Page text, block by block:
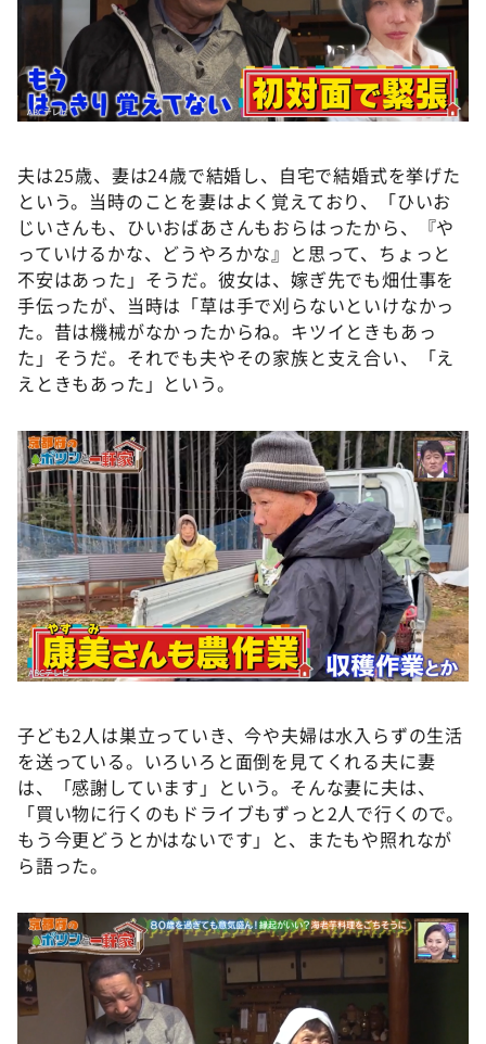
夫は25歳、妻は24歳で結婚し、自宅で結婚式を挙げた
という。当時のことを妻はよく覚えており、「ひいお
じいさんも、ひいおばあさんもおらはったから、『や
っていけるかな、どうやろかな』と思って、ちょっと
不安はあった」そうだ。彼女は、嫁ぎ先でも畑仕事を
手伝ったが、当時は「草は手で刈らないといけなかっ
た。昔は機械がなかったからね。キツイときもあっ
た」そうだ。それでも夫やその家族と支え合い、「え
えときもあった」という。
子ども2人は巣立っていき、今や夫婦は水入らずの生活
を送っている。いろいろと面倒を見てくれる夫に妻
は、「感謝しています」という。そんな妻に夫は、
「買い物に行くのもドライブもずっと2人で行くので。
もう今更どうとかはないです」と、またもや照れなが
ら語った。